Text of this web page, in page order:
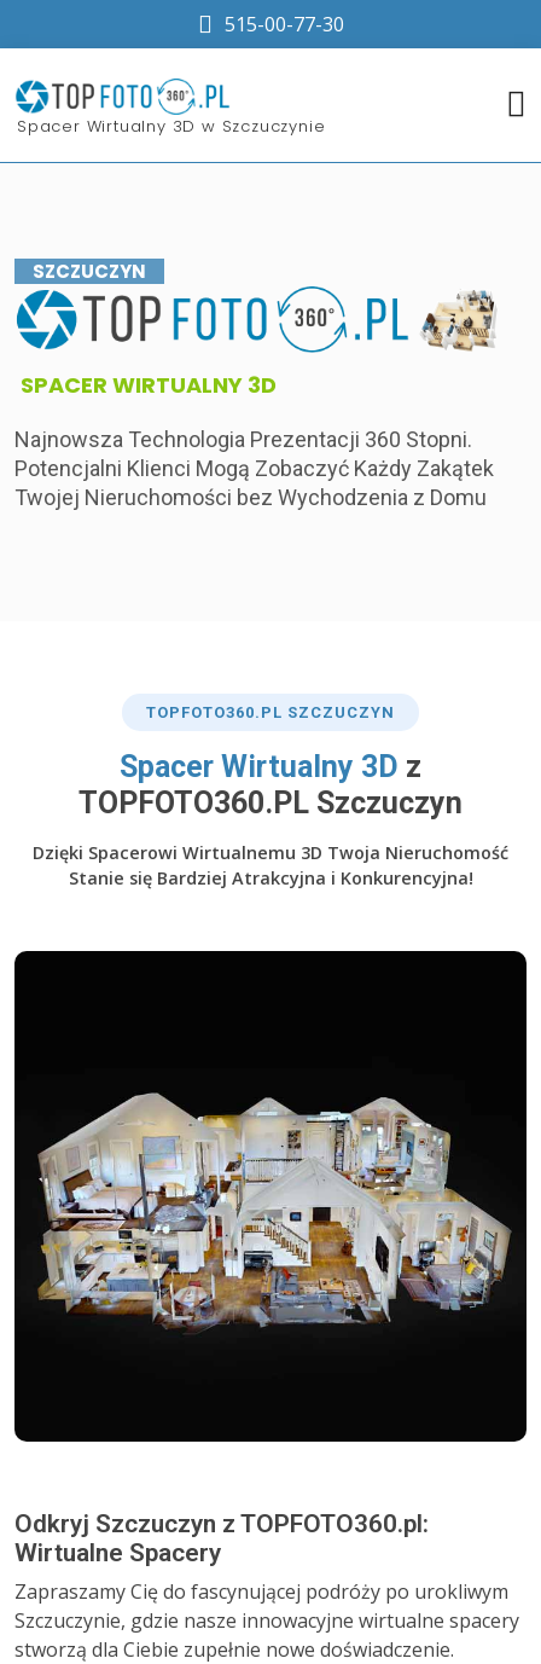
515-00-77-30
​Spacer Wirtualny 3D w Szczuczynie
SZCZUCZYN
​SPACER WIRTUALNY 3D
Najnowsza Technologia Prezentacji 360 Stopni.
Potencjalni Klienci Mogą Zobaczyć Każdy Zakątek
Twojej Nieruchomości bez Wychodzenia z Domu
TOP FOTO360.PL SZCZUCZYN
​Spacer Wirtualny 3D z
TOPFOTO360.PL Szczuczyn
Dzięki Spacerowi Wirtualnemu 3D Twoja Nieruchomość
Stanie się Bardziej Atrakcyjna i Konkurencyjna!
Odkryj Szczuczyn z TOPFOTO360.pl:
Wirtualne Spacery
Zapraszamy Cię do fascynującej podróży po urokliwym
Szczuczynie, gdzie nasze innowacyjne wirtualne spacery
stworzą dla Ciebie zupełnie nowe doświadczenie.